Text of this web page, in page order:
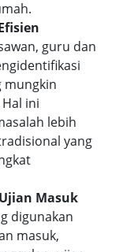
guru dan
mungkin
ini
lebih
yang
Masuk
digunakan
masuk,